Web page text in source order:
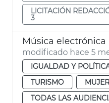
LICITACIÓN
3
modificado hace 5
IGUALDAD Y
TURISMO
TODAS LAS